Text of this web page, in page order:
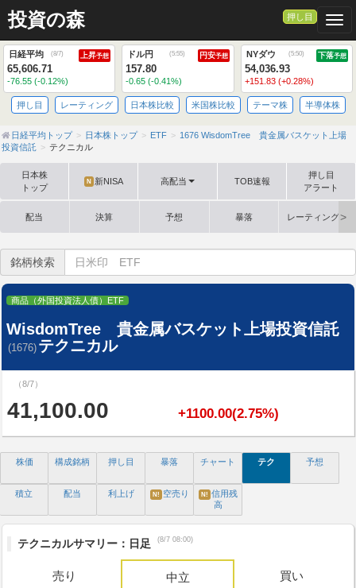
投資の森 押し目
日経平均 (8/7) 上昇予想
65,606.71
-76.55 (-0.12%)
ドル円 (5:55) 円安予想
157.80
-0.65 (-0.41%)
NYダウ (5:50) 下落予想
54,036.93
+151.83 (+0.28%)
押し目 レーティング 日本株比較 米国株比較 テーマ株 半導体株
日経平均トップ 日本株トップ ETF
1676 WisdomTree 貴金属バスケット上場
投資信託
テクニカル
日本株
トップ
N 新NISA 高配当 TOB速報
押し目
アラート
配当 決算 予想 暴落 レーティング格
銘柄検索
商品（外国投資法人債）ETF
WisdomTree 貴金属バスケット上場投資信託
(1676) テクニカル
（8/7）
41,100.00 +1100.00(2.75%)
株価 構成銘柄 押し目 暴落 チャート テク 予想
積立 配当 利上げ N! 空売り N! 信用残
高
テクニカルサマリー：日足 (8/7 08:00)
売り 中立 買い